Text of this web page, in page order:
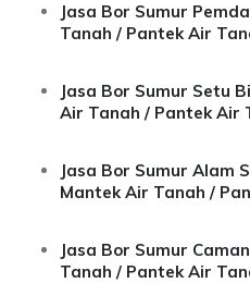
Jasa Bor Sumur
Tanah / Pantek Air
Jasa Bor Sumur Setu
Air Tanah / Pantek Air
Jasa Bor Sumur Alam
Mantek Air Tanah /
Jasa Bor Sumur
Tanah / Pantek Air